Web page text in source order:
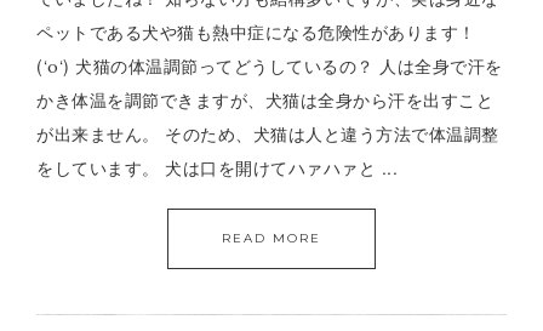
ペットである犬や猫も熱中症になる危険性があります！
(‘о‘) 犬猫の体温調節ってどうしているの？ 人は全身で汗を
かき体温を調節できますが、犬猫は全身から汗を出すこと
が出来ません。 そのため、犬猫は人と違う方法で体温調整
をしています。 犬は口を開けてハァハァと ...
READ MORE